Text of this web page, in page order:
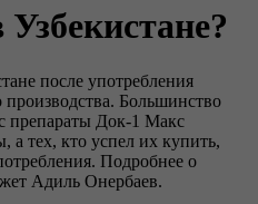
после употребления
производства. Большинство
препараты Док-1 Макс
а тех, кто успел их купить,
Подробнее о
Адиль Онербаев.